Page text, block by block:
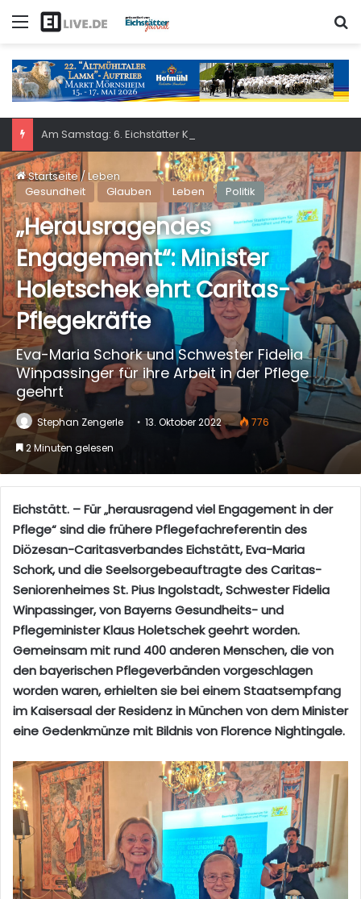
Menü
Startseite /Leben
Gesundheit
Glauben Leben Politik
„Herausragendes
Engagement“: Minister
Holetschek ehrt Caritas-
Pflegekräfte
Eva-Maria Schork und Schwester Fidelia
Winpassinger für ihre Arbeit in der Pflege
geehrt
Stephan Zengerle 13. Oktober 2022
776
2 Minuten gelesen
Eichstätt. –Für „herausragend viel Engagement in der
Pflege“ sind die frühere Pflegefachreferentin des
Diözesan-Caritasverbandes Eichstätt, Eva-Maria
Schork, und die Seelsorgebeauftragte des Caritas-
Seniorenheimes St. PiusIngolstadt, Schwester Fidelia
Winpassinger, von Bayerns Gesundheits- und
Pflegeminister Klaus Holetschek geehrt worden.
Gemeinsam mit rund 400 anderen Menschen, die von
den bayerischen Pflegeverbänden vorgeschlagen
worden waren, erhielten siebei einem Staatsempfang
im Kaisersaal der Residenz in Münchenvon dem Minister
eineGedenkmünze mit Bildnis von Florence Nightingale.